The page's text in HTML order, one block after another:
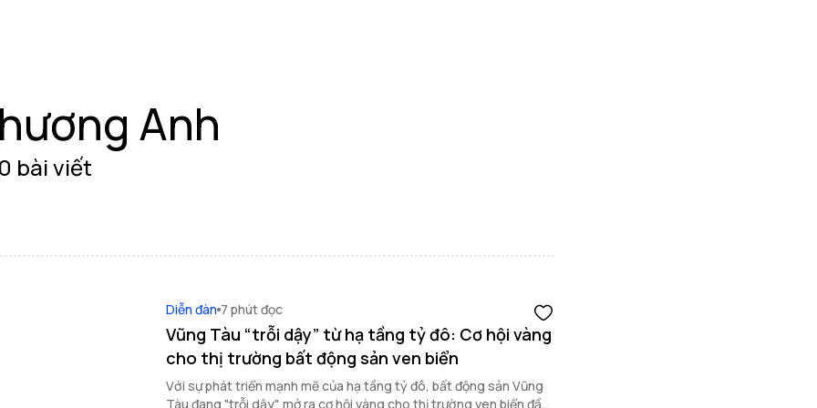
Anh
bài viết
Diễn đàn 7 phút đọc
Vũng Tàu “trỗi dậy” từ hạ tầng tỷ đô: Cơ hội vàng
cho thị trường bất động sản ven biển
Với sự phát triển mạnh mẽ của hạ tầng tỷ đô, bất động sản Vũng
Tàu đang "trỗi dậy", mở ra cơ hội vàng cho thị trường ven biển đầy